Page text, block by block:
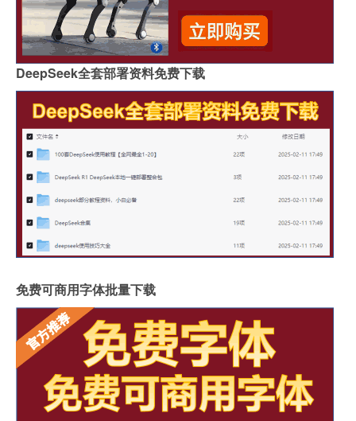
DeepSeek全套部署资料免费下载
免费可商用字体批量下载